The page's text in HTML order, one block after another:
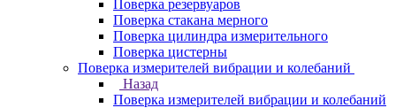
Поверка резервуаров
Поверка стакана мерного
Поверка цилиндра измерительного
Поверка цистерны
Поверка измерителей вибрации и колебаний
Назад
Поверка измерителей вибрации и колебаний